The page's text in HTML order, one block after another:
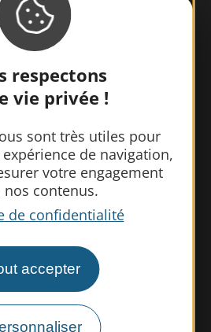
respectons
vie privée !
sont très utiles pour
de navigation,
votre engagement
nos contenus.
de confidentialité
accepter
nous